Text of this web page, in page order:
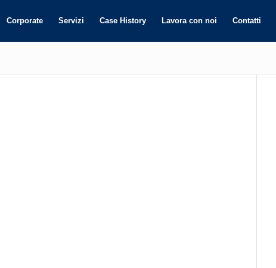
Corporate Servizi Case History Lavora con noi Contatti